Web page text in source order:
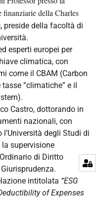
della Charles
preside della facoltà di
esperti europei per
climatica, con
come il CBAM (Carbon
“climatiche” e il
Castro, dottorando in
nazionali, con
degli Studi di
la supervisione
di Diritto
intitolata “ESG
of Expenses